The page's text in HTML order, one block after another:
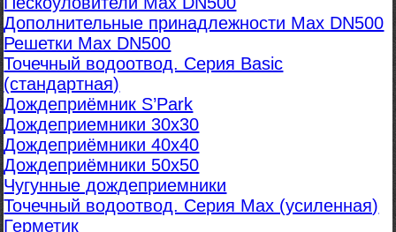
Дополнительные принадлежности Max DN500
Решетки Max DN500
Точечный водоотвод. Серия Basic
(стандартная)
Дождеприёмник S’Park
Дождеприемники 30х30
Дождеприёмники 40х40
Дождеприёмники 50х50
Чугунные дождеприемники
Точечный водоотвод. Серия Max (усиленная)
Герметик